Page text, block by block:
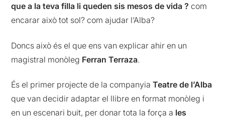
que a la teva filla li queden sis mesos de vida ?com
encarar això tot sol? com ajudar l’Alba?
Doncs això és el que ens van explicar ahir en un
magistral monòleg Ferran Terraza.
És el primer projecte de la companyia Teatre de l’Alba
que van decidir adaptar el llibre en format monòleg i
en un escenari buit, per donar tota la força a les